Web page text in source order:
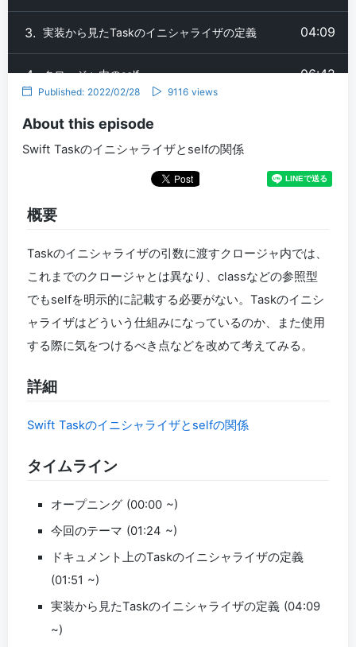
3. 実装から見たTaskのイニシャライザの定義 04:09
4. クロージャ内のself 06:42
5. クロージャのselfキャプチャの問題(メモリリーク)
クロージャのselfキャプチャの問題(インタンスの解
放遅延)
7.
Taskのイニシャライザのクロージャ内でなぜselfが
8. Taskのイニシャライザとインタンスの解放遅延 12:50
9. awaitとselfの解放の関係 13:25
10. self以外の処理はキャンセルが必要 14:44
11. Taskを使ってメモリリークを引き起こす可能性
12. エンディング
Published: 2022/02/28 9116 views
About this episode
Swift Taskのイニシャライザとselfの関係
概要
Taskのイニシャライザの引数に渡すクロージャ内では、
これまでのクロージャとは異なり、classなどの参照型
でもselfを明示的に記載する必要がない。Taskのイニシ
ャライザはどういう仕組みになっているのか、また使用
する際に気をつけるべき点などを改めて考えてみる。
詳細
Swift Taskのイニシャライザとselfの関係
タイムライン
オープニング (00:00 ~)
今回のテーマ (01:24 ~)
ドキュメント上のTaskのイニシャライザの定義
(01:51 ~)
実装から見たTaskのイニシャライザの定義 (04:09
~)